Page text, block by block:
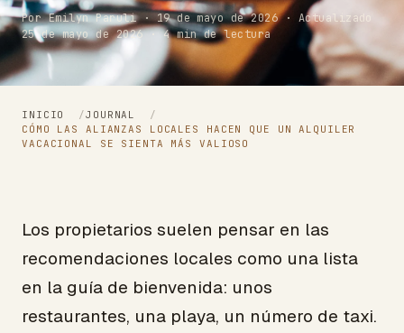
Por Emilyn Paruli · 19 de mayo de 2026 · Actualizado
25 de mayo de 2026 · 4 min de lectura
INICIO /JOURNAL
/
CÓMO LAS ALIANZAS LOCALES HACEN QUE UN ALQUILER
VACACIONAL SE SIENTA MÁS VALIOSO
Los propietarios suelen pensar en las
recomendaciones locales como una lista
en la guía de bienvenida: unos
restaurantes, una playa, un número de taxi.